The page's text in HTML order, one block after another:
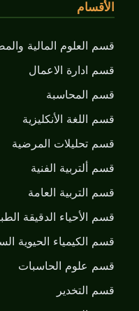
الأقسام
قسم العلوم المالية
قسم ادارة الاعمال
قسم المحاسبة
قسم اللغة الأنكليزية
قسم تحليلات المرضية
قسم ألتربية الفنية
قسم التربية العامة
قسم الأحياء الدقيقة
قسم الكيمياء الحيوية
قسم علوم الحاسبات
قسم التخدير